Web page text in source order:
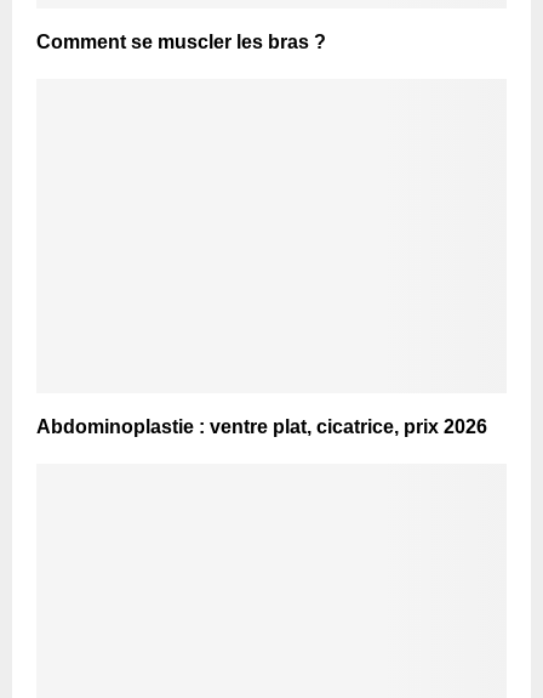
Comment se muscler les bras ?
Abdominoplastie : ventre plat, cicatrice, prix 2026